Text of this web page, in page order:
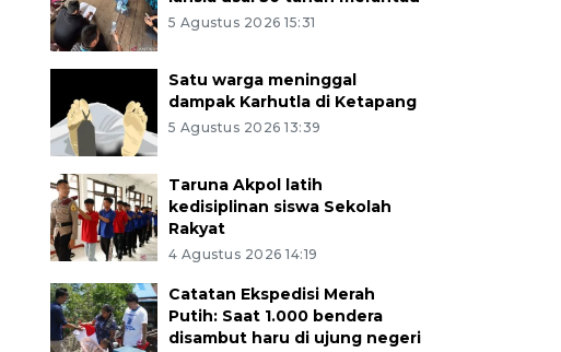
5 Agustus 2026 15:31
Satu warga meninggal
dampak Karhutla di Ketapang
5 Agustus 2026 13:39
Taruna Akpol latih
kedisiplinan siswa Sekolah
Rakyat
4 Agustus 2026 14:19
Catatan Ekspedisi Merah
Putih: Saat 1.000 bendera
disambut haru di ujung negeri